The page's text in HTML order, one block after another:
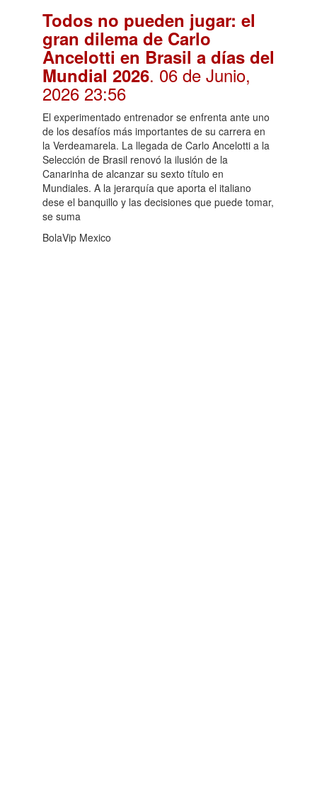
Todos no pueden jugar: el
gran dilema de Carlo
Ancelotti en Brasil a días del
Mundial 2026. 06 de Junio,
2026 23:56
El experimentado entrenador se enfrenta ante uno
de los desafíos más importantes de su carrera en
la Verdeamarela. La llegada de Carlo Ancelotti a la
Selección de Brasil renovó la ilusión de la
Canarinha de alcanzar su sexto título en
Mundiales. A la jerarquía que aporta el italiano
dese el banquillo y las decisiones que puede tomar,
se suma
BolaVip Mexico